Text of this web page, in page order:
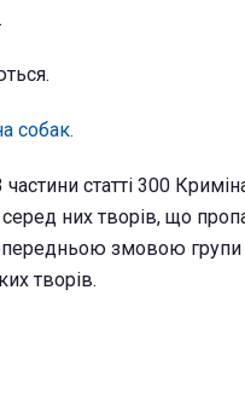
собак.
статті 300
них творів, що
змовою групи
творів.